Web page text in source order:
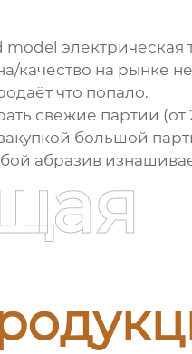
model электрическая
качество на рынке
что попало.
свежие партии (от
большой
абразив